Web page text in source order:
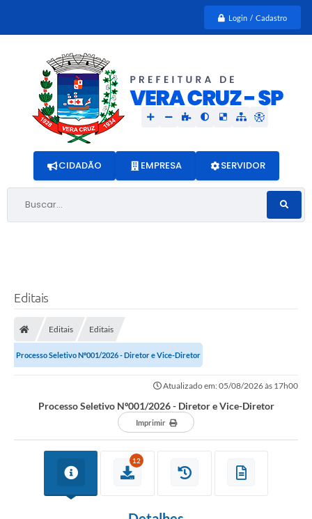
Login / Cadastro
Buscar...
CIDADÃO EMPRESA SERVIDOR
Editais
Editais Editais
Processo Seletivo Nº001/2026 - Diretor e Vice-Diretor
Atualizado em: 05/08/2026 às 17h00
Processo Seletivo Nº001/2026 - Diretor e Vice-Diretor
Imprimir
12